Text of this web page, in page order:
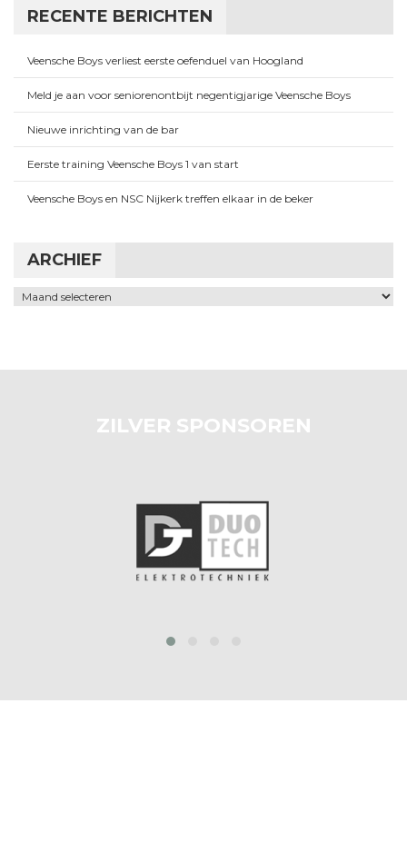
RECENTE BERICHTEN
Veensche Boys verliest eerste oefenduel van Hoogland
Meld je aan voor seniorenontbijt negentigjarige Veensche Boys
Nieuwe inrichting van de bar
Eerste training Veensche Boys 1 van start
Veensche Boys en NSC Nijkerk treffen elkaar in de beker
ARCHIEF
Archief
ZILVER SPONSOREN
prev